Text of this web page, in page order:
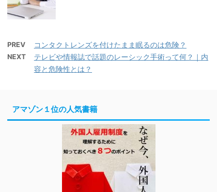
PREV コンタクトレンズを付けたまま眠るのは危険？
NEXT
テレビや情報誌で話題のレーシック手術って何？｜内
容と危険性とは？
アマゾン１位の人気書籍